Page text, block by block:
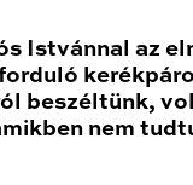
Istvánnal az
beszéltünk,
nem